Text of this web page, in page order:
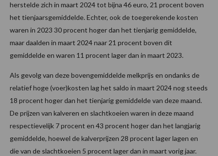
herstelde zich in maart 2024 tot bijna 46 euro, 21 procent boven
het tienjaarsgemiddelde. Echter, ook de toegerekende kosten
waren in 2023 30 procent hoger dan het tienjarig gemiddelde,
maar daalden in maart 2024 naar 21 procent boven dit
gemiddelde en waren 11 procent lager dan in maart 2023.
Als gevolg van deze bovengemiddelde melkprijs en ondanks de
relatief hoge (voer)kosten lag het saldo in maart 2024 nog steeds
18 procent hoger dan het tienjarig gemiddelde van deze maand.
De prijzen van kalveren en slachtkoeien waren in deze maand
respectievelijk 7 procent en 43 procent hoger dan het langjarig
gemiddelde, hoewel de kalverprijzen 28 procent lager lagen en
die van de slachtkoeien 5 procent lager dan in maart vorig jaar.